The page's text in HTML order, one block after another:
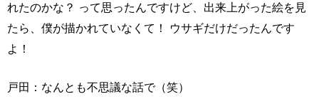
れたのかな？ って思ったんですけど、出来上がった絵を見
たら、僕が描かれていなくて！ ウサギだけだったんです
よ！
戸田：なんとも不思議な話で（笑）